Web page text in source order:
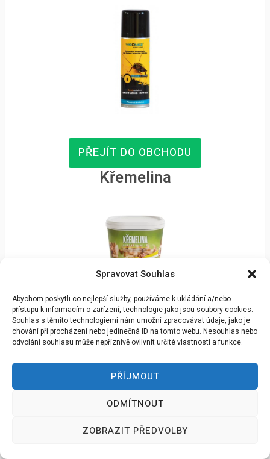
Spravovat Souhlas
Abychom poskytli co nejlepší služby, používáme k ukládání a/nebo
přístupu k informacím o zařízení, technologie jako jsou soubory cookies.
Souhlas s těmito technologiemi nám umožní zpracovávat údaje, jako je
chování při procházení nebo jedinečná ID na tomto webu. Nesouhlas nebo
odvolání souhlasu může nepříznivě ovlivnit určité vlastnosti a funkce.
PŘÍJMOUT
ODMÍTNOUT
ZOBRAZIT PŘEDVOLBY
PŘEJÍT DO OBCHODU
Křemelina
PŘEJÍT DO OBCHODU
Repelent na blechy